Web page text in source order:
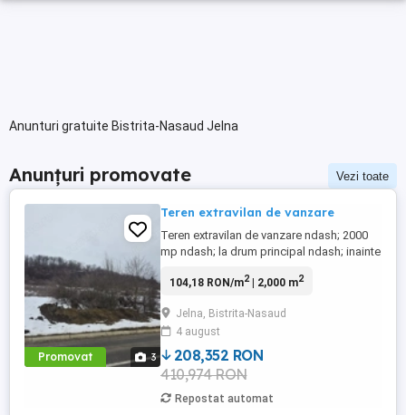
Anunturi gratuite Bistrita-Nasaud Jelna
Anunțuri promovate Vezi toate
Promovat 3
Teren extravilan de vanzare
Teren extravilan de vanzare ndash; 2000
mp ndash; la drum principal ndash; inainte
teren extravilan, conform pozelor, situat
partea stanga, judetul Bistrita-Nasaud, cu
deschidere la drumul principal. Suprafata
totala: ...
104,18 RON/m2| 2,000 m2
Jelna, Bistrita-Nasaud
4 august
208,352 RON
410,974 RON
Repostat automat